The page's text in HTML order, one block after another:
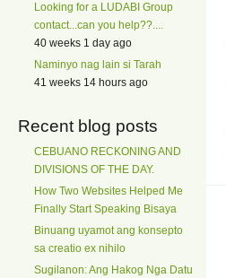
Looking for a LUDABI Group
contact...can you help??....
40 weeks 1 day ago
Naminyo nag lain si Tarah
41 weeks 14 hours ago
Recent blog posts
CEBUANO RECKONING AND
DIVISIONS OF THE DAY.
How Two Websites Helped Me
Finally Start Speaking Bisaya
Binuang uyamot ang konsepto
sa creatio ex nihilo
Sugilanon: Ang Hakog Nga Datu